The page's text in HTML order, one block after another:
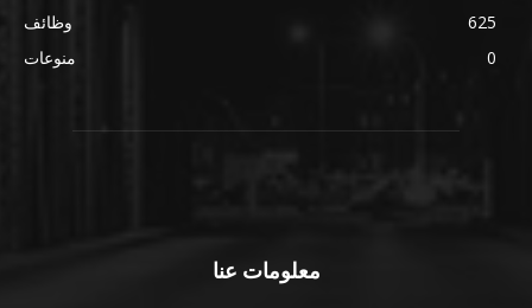
وظائف
625
منوعات
0
معلومات عنا